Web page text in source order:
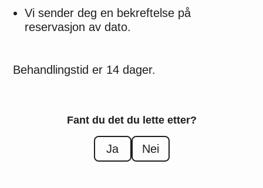
Vi sender deg en bekreftelse på
reservasjon av dato.
Behandlingstid er 14 dager.
Fant du det du lette etter?
Ja Nei